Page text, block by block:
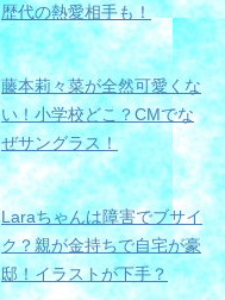
歴代の熱愛相手も！
藤本莉々菜が全然可愛くな
い！小学校どこ？CMでな
ぜサングラス！
Laraちゃんは障害でブサイ
ク？親が金持ちで自宅が豪
邸！イラストが下手？